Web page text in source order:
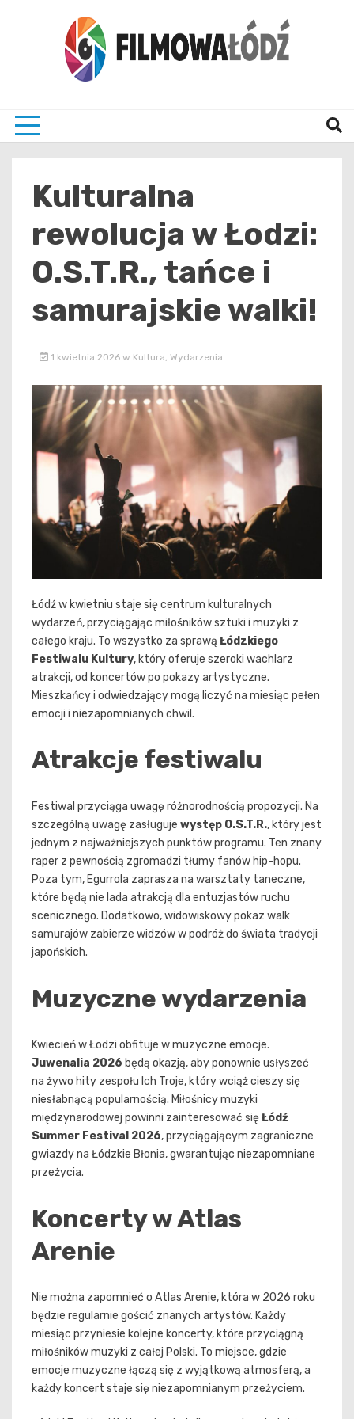
Kulturalna
rewolucja w Łodzi:
O.S.T.R., tańce i
samurajskie walki!
1 kwietnia 2026 w Kultura Wydarzenia
Łódź w kwietniu staje się centrum kulturalnych
wydarzeń, przyciągając miłośników sztuki i muzyki z
całego kraju. To wszystko za sprawą Łódzkiego
Festiwalu Kultury, który oferuje szeroki wachlarz
atrakcji, od koncertów po pokazy artystyczne.
Mieszkańcy i odwiedzający mogą liczyć na miesiąc pełen
emocji i niezapomnianych chwil.
Atrakcje festiwalu
Festiwal przyciąga uwagę różnorodnością propozycji. Na
szczególną uwagę zasługuje występ O.S.T.R., który jest
jednym z najważniejszych punktów programu. Ten znany
raper z pewnością zgromadzi tłumy fanów hip-hopu.
Poza tym, Egurrola zaprasza na warsztaty taneczne,
które będą nie lada atrakcją dla entuzjastów ruchu
scenicznego. Dodatkowo, widowiskowy pokaz walk
samurajów zabierze widzów w podróż do świata tradycji
japońskich.
Muzyczne wydarzenia
Kwiecień w Łodzi obfituje w muzyczne emocje.
Juwenalia 2026 będą okazją, aby ponownie usłyszeć
na żywo hity zespołu Ich Troje, który wciąż cieszy się
niesłabnącą popularnością. Miłośnicy muzyki
międzynarodowej powinni zainteresować sięŁódź
Summer Festival 2026, przyciągającym zagraniczne
gwiazdy na Łódzkie Błonia, gwarantując niezapomniane
przeżycia.
Koncerty w Atlas
Arenie
Nie można zapomnieć o Atlas Arenie, która w 2026 roku
będzie regularnie gościć znanych artystów. Każdy
miesiąc przyniesie kolejne koncerty, które przyciągną
miłośników muzyki z całej Polski. To miejsce, gdzie
emocje muzyczne łączą się z wyjątkową atmosferą, a
każdy koncert staje się niezapomnianym przeżyciem.